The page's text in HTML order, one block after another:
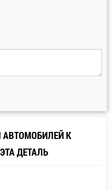
АВТОМОБИЛЕЙ К
ДЕТАЛЬ